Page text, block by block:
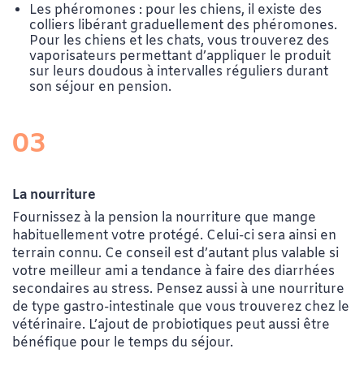
Les phéromones : pour les chiens, il existe des
colliers libérant graduellement des phéromones.
Pour les chiens et les chats, vous trouverez des
vaporisateurs permettant d’appliquer le produit
sur leurs doudous à intervalles réguliers durant
son séjour en pension.
03
La nourriture
Fournissez à la pension la nourriture que mange
habituellement votre protégé. Celui-ci sera ainsi en
terrain connu. Ce conseil est d’autant plus valable si
votre meilleur ami a tendance à faire des diarrhées
secondaires au stress. Pensez aussi à une nourriture
de type gastro-intestinale que vous trouverez chez le
vétérinaire. L’ajout de probiotiques peut aussi être
bénéfique pour le temps du séjour.